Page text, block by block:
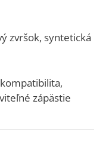
zvršok, syntetická
zápästie